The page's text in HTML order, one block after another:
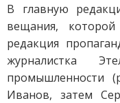
В главную
вещания,
редакция
журналистка
промышленности
Иванов, затем